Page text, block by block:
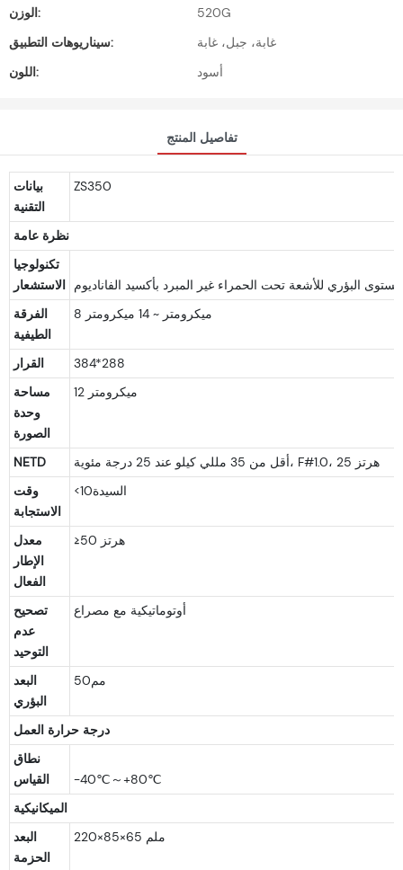
الوزن:
520G
سيناريوهات التطبيق:
غابة، جبل، غابة
اللون:
أسود
تفاصيل المنتج
بيانات
التقنية
ZS350
نظرة عامة
تكنولوجيا
الاستشعار
الفرقة
الطيفية
8 ميكرومتر ~ 14 ميكرومتر
القرار
384*288
مساحة
وحدة
الصورة
12 ميكرومتر
NETD
أقل من 35 مللي كيلو عند 25 درجة مئوية، F#1.0، 25 هرتز
وقت
الاستجابة
<السيدة10
معدل
الإطار
الفعال
≥50 هرتز
تصحيح
عدم
التوحيد
أوتوماتيكية مع مصراع
البعد
البؤري
مم50
درجة حرارة العمل
نطاق
القياس
الميكانيكية
البعد
الحزمة
220×85×65 ملم